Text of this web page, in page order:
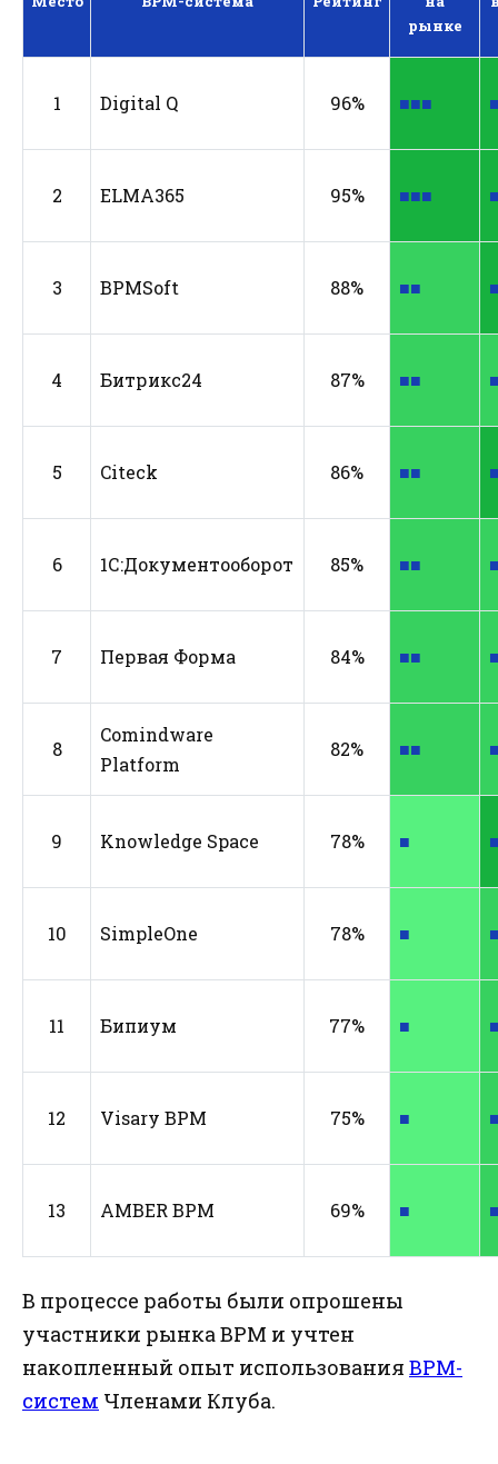
рынке
1 Digital Q 96% ■■■
2 ELMA365 95% ■■■
3 BPMSoft 88% ■■
4 Битрикс24 87% ■■
5 Citeck 86% ■■
6 1С:Документооборот 85% ■■
7 Первая Форма 84% ■■
8
Comindware
Platform
82% ■■
9 Knowledge Space 78% ■
10 SimpleOne 78% ■
11 Бипиум 77% ■
12 Visary BPM 75% ■
13 AMBER BPM 69% ■
В процессе работы были опрошены
участники рынка BPM и учтен
накопленный опыт использования BPM-
систем Членами Клуба.